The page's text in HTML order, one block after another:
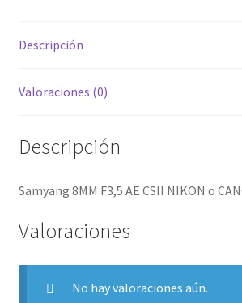
Descripción
Valoraciones (0)
Descripción
Samyang 8MM F3,5 AE CSII NIKON o
Valoraciones
No hay valoraciones aún.